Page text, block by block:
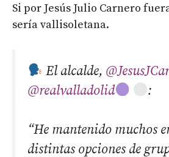
Si por Jesús Julio Carnero
sería vallisoletana.
El alcalde,
@realvalladolid
:
“He mantenido muchos
distintas opciones de